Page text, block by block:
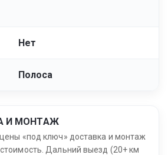
Нет
Полоса
И МОНТАЖ
«под ключ» доставка и монтаж
Дальний выезд (20+ км